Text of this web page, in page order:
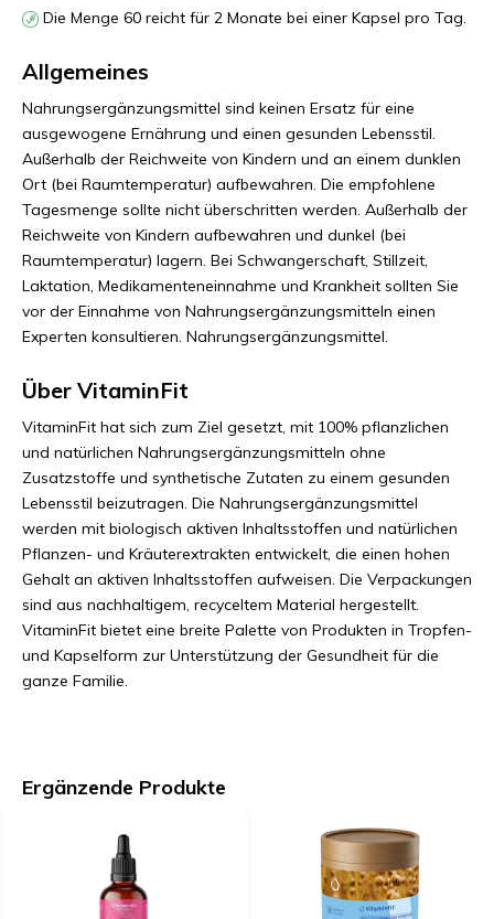
Die Menge 60 reicht für 2 Monate bei einer Kapsel pro Tag.
Allgemeines
Nahrungsergänzungsmittel sind keinen Ersatz für eine
ausgewogene Ernährung und einen gesunden Lebensstil.
Außerhalb der Reichweite von Kindern und an einem dunklen
Ort (bei Raumtemperatur) aufbewahren. Die empfohlene
Tagesmenge sollte nicht überschritten werden. Außerhalb der
Reichweite von Kindern aufbewahren und dunkel (bei
Raumtemperatur) lagern. Bei Schwangerschaft, Stillzeit,
Laktation, Medikamenteneinnahme und Krankheit sollten Sie
vor der Einnahme von Nahrungsergänzungsmitteln einen
Experten konsultieren. Nahrungsergänzungsmittel.
Über VitaminFit
VitaminFit hat sich zum Ziel gesetzt, mit 100% pflanzlichen
und natürlichen Nahrungsergänzungsmitteln ohne
Zusatzstoffe und synthetische Zutaten zu einem gesunden
Lebensstil beizutragen. Die Nahrungsergänzungsmittel
werden mit biologisch aktiven Inhaltsstoffen und natürlichen
Pflanzen- und Kräuterextrakten entwickelt, die einen hohen
Gehalt an aktiven Inhaltsstoffen aufweisen. Die Verpackungen
sind aus nachhaltigem, recyceltem Material hergestellt.
VitaminFit bietet eine breite Palette von Produkten in Tropfen-
und Kapselform zur Unterstützung der Gesundheit für die
ganze Familie.
Ergänzende Produkte